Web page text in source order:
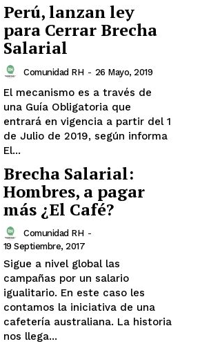
Perú, lanzan ley
para Cerrar Brecha
Salarial
Comunidad RH - 26 Mayo, 2019
El mecanismo es a través de
una Guía Obligatoria que
entrará en vigencia a partir del 1
de Julio de 2019, según informa
El...
Brecha Salarial:
Hombres, a pagar
más ¿El Café?
Comunidad RH -
19 Septiembre, 2017
Sigue a nivel global las
campañas por un salario
igualitario. En este caso les
contamos la iniciativa de una
cafetería australiana. La historia
nos llega...